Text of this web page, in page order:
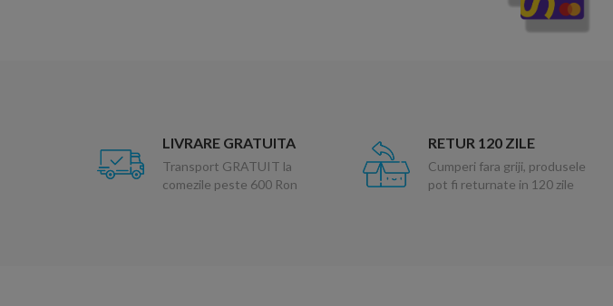
LIVRARE GRATUITA
Transport GRATUIT la
comezile peste 600 Ron
RETUR 120 ZILE
Cumperi fara griji, produsele
pot fi returnate in 120 zile